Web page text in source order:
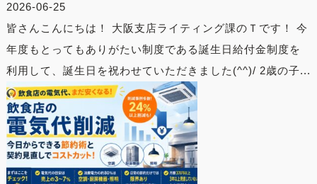
2026-06-25
皆さんこんにちは！ 大阪支店ライティング課のＴです！ 今
年度もとってもありがたい制度である誕生日給付金制度を
利用して、誕生日を祝わせていただきました(^^)/ 2歳の子...